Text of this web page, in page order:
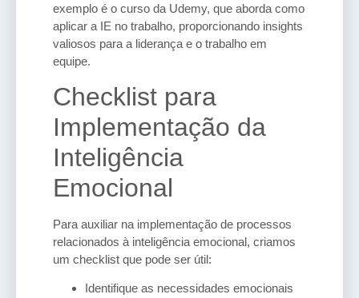
exemplo é o curso da Udemy, que aborda como
aplicar a IE no trabalho, proporcionando insights
valiosos para a liderança e o trabalho em
equipe.
Checklist para
Implementação da
Inteligência
Emocional
Para auxiliar na implementação de processos
relacionados à inteligência emocional, criamos
um checklist que pode ser útil:
Identifique as necessidades emocionais